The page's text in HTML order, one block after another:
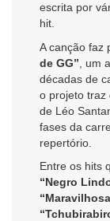
escrita por
hit.
A canção faz
de GG” , um
décadas de
o projeto traz
de Léo
fases da
repertório.
Entre os hits
“Negro